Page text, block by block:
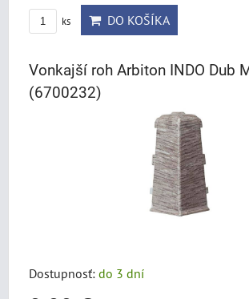
ks DO KOŠÍKA
Vonkajší roh Arbiton INDO Dub
(6700232)
Dostupnosť: do 3 dní